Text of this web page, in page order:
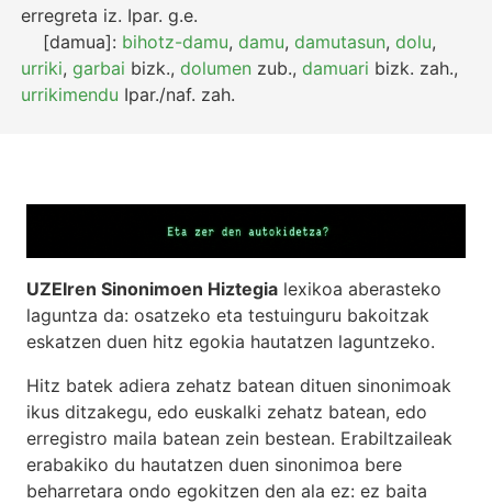
erregreta iz. Ipar. g.e.
[damua]: bihotz-damu,damu,damutasun,dolu,
urriki,garbai bizk.,dolumen zub.,damuari bizk. zah.,
urrikimendu Ipar./naf. zah.
UZEIren Sinonimoen Hiztegia lexikoa aberasteko
laguntza da: osatzeko eta testuinguru bakoitzak
eskatzen duen hitz egokia hautatzen laguntzeko.
Hitz batek adiera zehatz batean dituen sinonimoak
ikus ditzakegu, edo euskalki zehatz batean, edo
erregistro maila batean zein bestean. Erabiltzaileak
erabakiko du hautatzen duen sinonimoa bere
beharretara ondo egokitzen den ala ez: ez baita